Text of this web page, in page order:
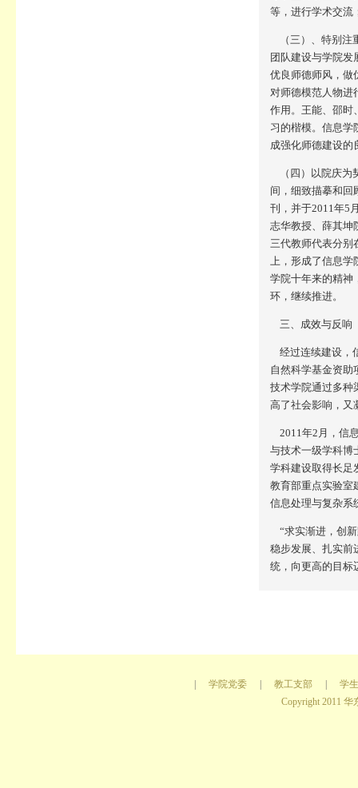
等，进行学术交流
（三）、特别注
团队建设与学院发
优良师德师风，做
对师德模范人物进
作用。王能、邵时
习的楷模。信息学
成强化师德建设的
（四）以院庆为
间，细致描摹和回
刊，并于2011年5
志华教授、 薛其坤
三代教师代表分别
上，形成了信息学
学院十年来的精神
环，继续推进。
三、成效与反响
经过连续建设，
自然科学基金资助
技术学院通过多种
高了社会影响，又
2011年2月，信
与技术一级学科博
学科建设取得长足
教育部重点实验室
信息处理与复杂系
“求实渐进，创
稳步发展、扎实前
统，向更高的目标
学院党委 教工支部
学
Copyright 2011 华